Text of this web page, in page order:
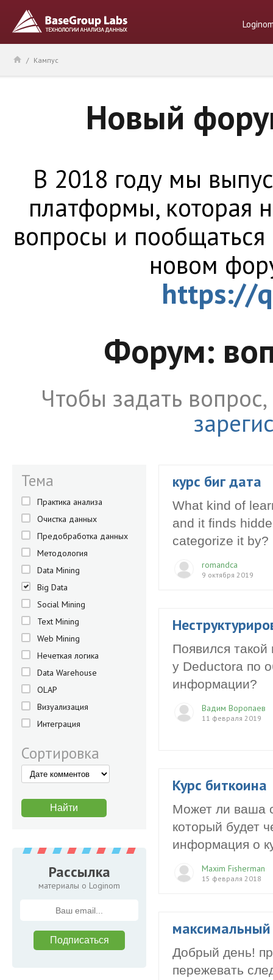
/ Кампус
Новый
В 2018 году мы
платформы, которая
вопросы и
новом
https://
Форум:
Чтобы задать
Тема
Практика анализа
Очистка данных
Предобработка данных
Методология
Data Mining
Big Data
Social Mining
Text Mining
Web Mining
Нечеткая логика
Data Warehouse
OLAP
Визуализация
Интеграция
Сортировка
Рассылка
материалы о Loginom
курс биг дата
What kind of
and it finds
categorize it by?
romandca
9 октября 2019
Появился
у Deductora по
информации?
Вадим Воропаев
11 февраля 2019
Курс биткоина
Может ли ваша
который будет
информация о
Maxim Fisherman
15 февраля 2018
Добрый день!
пережевать